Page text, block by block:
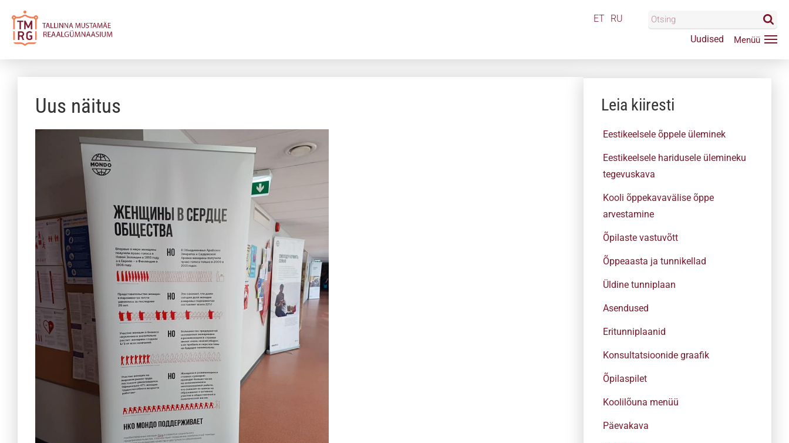
ET RU
Uudised
Uus näitus Leia kiiresti
Eestikeelsele õppele üleminek
Eestikeelsele haridusele ülemineku
tegevuskava
Kooli õppekavavälise õppe
arvestamine
Õpilaste vastuvõtt
Õppeaasta ja tunnikellad
Üldine tunniplaan
Asendused
Eritunniplaanid
Konsultatsioonide graafik
Õpilaspilet
Koolilõuna menüü
Päevakava